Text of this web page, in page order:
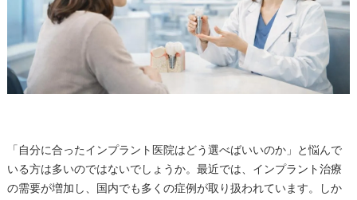
「自分に合ったインプラント医院はどう選べばいいのか」と悩んで
いる方は多いのではないでしょうか。最近では、インプラント治療
の需要が増加し、国内でも多くの症例が取り扱われています。しか